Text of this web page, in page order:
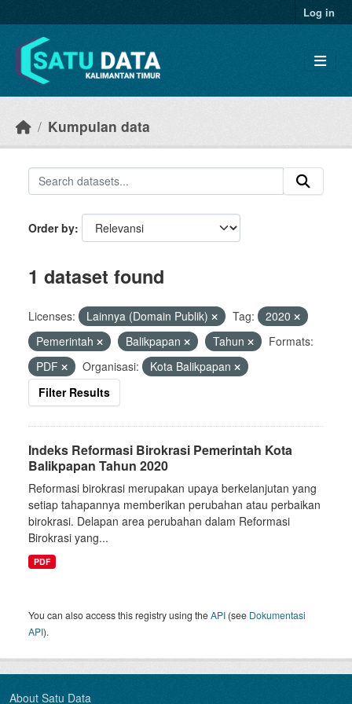
Log in
Kumpulan data
Order by
1 dataset found
Licenses: Lainnya (Domain Publik) Tag:
2020
Pemerintah
Balikpapan Tahun
Formats:
PDF
Organisasi:
Kota Balikpapan
Filter Results
Indeks Reformasi Birokrasi Pemerintah Kota
Balikpapan Tahun 2020
Reformasi birokrasi merupakan upaya berkelanjutan yang
setiap tahapannya memberikan perubahan atau perbaikan
birokrasi. Delapan area perubahan dalam Reformasi
Birokrasi yang...
PDF
You can also access this registry using theAPI (see Dokumentasi
API).
About Satu Data